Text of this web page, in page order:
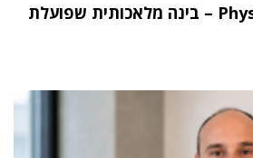
"העתיד הוא Physical AI – בינה מלאכותית שפועלת